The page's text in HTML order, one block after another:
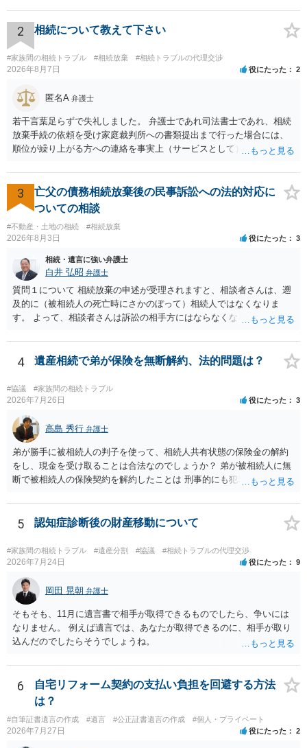
です。 ただ、弁護士に払う手数料とは別に戸籍の用意に一定の実費が
かかることになりますので、その費用も支払うべきものとして頭に置
いておいてください。 話を元に戻して、弁護士に対する手数料です
が、旦那様の収入や財産にもよりますが、法テラスに御連絡なさって
弁護士との相談を予約して受任してもらうのが一番安上がりでしょ
らい（希望者が多く予約できてもしばらく先になる）ようですので、
比較的短い熟慮期間のことを考えると、来週早々すぐにでも御連絡す
る方が良いでしょう。 もし法テラスが御利用になれない、あるいは時
間がない等であれば、相続を取扱分野としている弁護士を適宜探し
（WEB等で）、問い合わせてみることです。相続を扱う弁護士でも相
見積もりをとって）、一番安いところでやってもらうことに決めれ
ば、キューちゃんママさんの御希望をかなえることができるのではな
は思います。その場合、かかるのは戸籍等の取得費用と印紙代だけと
を確認し、印紙と共に家庭裁判所に提出して相続放棄申述受理通知書
を待つという流れになります。
2 相続について教えて下さい
#家族間の相続トラブル #相続放棄 #相続トラブルの代理交渉
2026年8月7日 役にたった 2
匿名A 弁護士
若干言葉足らずで失礼しました。 弁護士であれ司法書士であれ、相続
放棄手続の依頼を受け家庭裁判所への書類提出まで行った場合には、
順位が繰り上がる方への連絡を事実上（サービスとして）行うことは
できない、という意味でした。
3
亡父の債務相続放棄後の民事訴訟への法的対応に
ついての相談
#不動産・土地の相続 #相続放棄
2026年8月3日 役にたった 3
相続・遺言に強い弁護士
白井 弘昭 弁護士
質問１について 相続放棄の申述が受理されますと、相談者さんは、遡
及的に（被相続人の死亡時にさかのぼって）相続人ではなくなりま
す。 よって、相談者さんは訴訟の相手方にはならなくなるので（明け
理証明を家庭裁判所で取得し、コピーを答弁書に添えて裁判所に提出
してください。 質問２について 請求棄却を求める答弁書を提出すれ
ば、第１回期日は出席する必要がありません。その日は差支え（用事
があり出席できない）との記載で十分です。 質問３について 弁護士で
はないので、ｍｉｎｔｓでの提出の必要は無いと思います。郵送（期
限までに届けばよい）で十分です。 詳細は、書面記載の裁判所書記官
にお問い合わせください。 以上、ご参考まで。
4 遺産相続で弟が保険を無断解約、法的問題は？
#協議 #家族間の相続トラブル
2026年7月26日 役にたった 3
高島 秀行 弁護士
弟が勝手に被相続人の判子を使って、相続人共有状態の保険金の解約
をし、現金を受け取ることは合法なのでしょうか？ 弟が被相続人に無
断で被相続人の保険契約を解約したことは 刑事的にも犯罪となる可能
された書類のコピーを取得して、弁護士に面談で詳しい事情を話して
相談 されたら良いと思います。
5 認知症診断後の財産移動について
#家族間の相続トラブル #遺産分割 #協議 #相続トラブルの代理交渉
2026年7月24日 役にたった 9
岡田 晃朝 弁護士
そもそも、11月に遺言書で相手が取得できるものでしたら、争いには
なりません。 例えば遺言では、あなたが取得できるのに、相手が取り
込んだのでしたらそうでしょうね。
6
自宅リフォーム契約の支払い負担を回避する方法
は？
#自筆証書遺言の作成 #遺言 #公正証書遺言の作成 #個人・プライベート
2026年7月27日 役にたった 2